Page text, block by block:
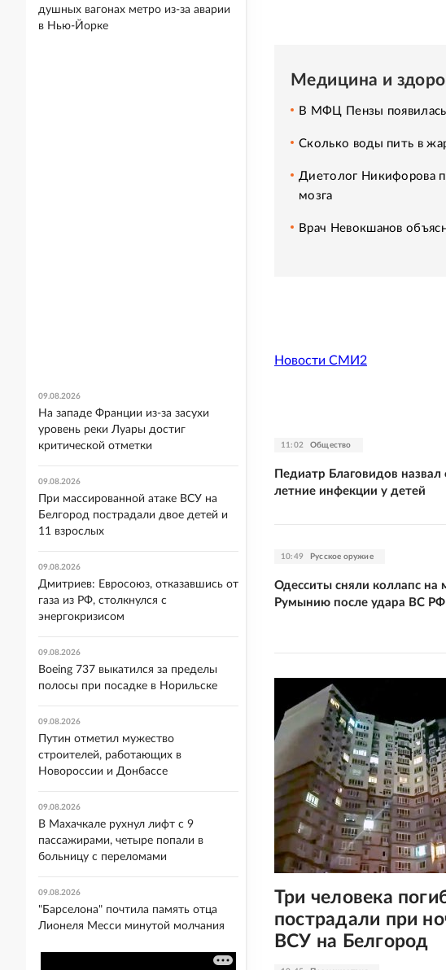
Медицина и
В МФЦ Пензы появилась
Сколько воды пить в
Диетолог Никифорова
мозга
Врач Невокшанов
Новости СМИ2
11:02 Общество
Педиатр Благовидов назвал
летние инфекции у детей
10:49 Русское оружие
Одесситы сняли коллапс на
Румынию после удара ВС РФ
Три человека
пострадали при
ВСУ на Белгород
душных вагонах метро из-за аварии
в Нью-Йорке
09.08.2026
На западе Франции из-за засухи
уровень реки Луары достиг
критической отметки
09.08.2026
При массированной атаке ВСУ на
Белгород пострадали двое детей и
11 взрослых
09.08.2026
Дмитриев: Евросоюз, отказавшись от
газа из РФ, столкнулся с
энергокризисом
09.08.2026
Boeing 737 выкатился за пределы
полосы при посадке в Норильске
09.08.2026
Путин отметил мужество
строителей, работающих в
Новороссии и Донбассе
09.08.2026
В Махачкале рухнул лифт с 9
пассажирами, четыре попали в
больницу с переломами
09.08.2026
"Барселона" почтила память отца
Лионеля Месси минутой молчания